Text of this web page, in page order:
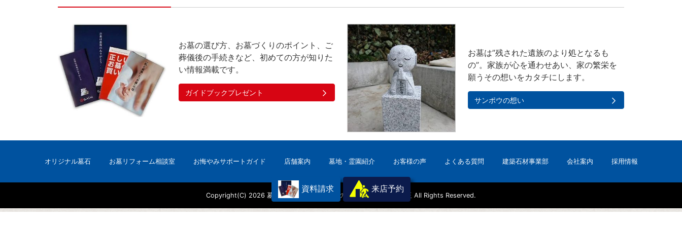
お墓の選び方、お墓づくりのポイント、ご
葬儀後の手続きなど、初めての方が知りた
い情報満載です。
ガイドブックプレゼント
お墓は”残された遺族のより処となるも
の”。家族が心を通わせあい、家の繁栄を
願うその想いをカタチにします。
サンポウの想い
オリジナル墓石 お墓リフォーム相談室 お悔やみサポートガイド 店舗案内 墓地・霊園紹介 お客様の声 よくある質問 建築石材事業部 会社案内 採用情報
Copyright(C) 2026 墓石・お墓のことなら石のサンポウ｜群馬・埼玉 All Rights Reserved.
資料請求 来店予約